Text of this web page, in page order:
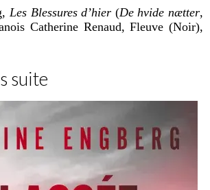
Les Blessures d’hier (De hvide nætter,
Catherine Renaud, Fleuve (Noir),
suite